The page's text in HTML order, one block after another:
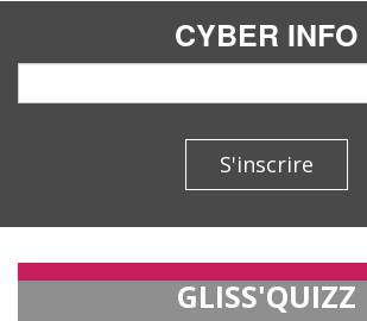
CYBER INFO
S'inscrire
GLISS'QUIZZ